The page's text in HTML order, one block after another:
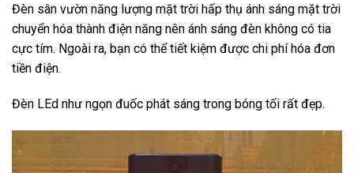
Đèn sân vườn năng lượng mặt trời hấp thụ ánh sáng mặt trời
chuyển hóa thành điện năng nên ánh sáng đèn không có tia
cực tím. Ngoài ra, bạn có thể tiết kiệm được chi phí hóa đơn
tiền điện.
Đèn LEd như ngọn đuốc phát sáng trong bóng tối rất đẹp.